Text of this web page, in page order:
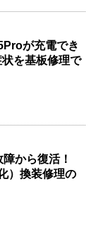
が充電でき
を基板修理で
から復活！
）換装修理の